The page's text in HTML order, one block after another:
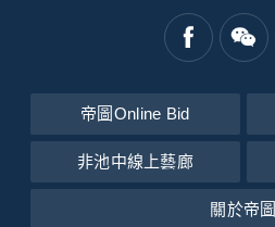
帝圖Online Bid
非池中線上藝廊
關於帝圖